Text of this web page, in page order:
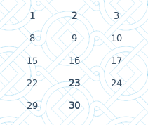
1 2 3
8 9 10
15 16 17
22 23 24
29 30